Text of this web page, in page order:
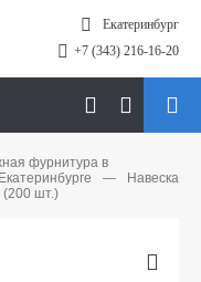
Екатеринбург
+7 (343) 216-16-20
фурнитура в
—
Навеска
(200 шт.)